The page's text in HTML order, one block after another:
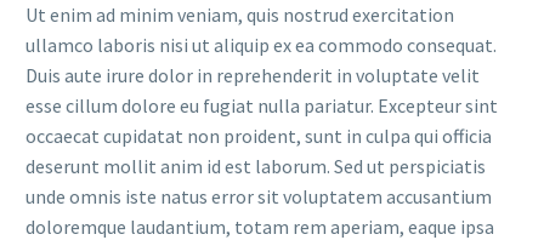
Ut enim ad minim veniam, quis nostrud exercitation
ullamco laboris nisi ut aliquip ex ea commodo consequat.
Duis aute irure dolor in reprehenderit in voluptate velit
esse cillum dolore eu fugiat nulla pariatur. Excepteur sint
occaecat cupidatat non proident, sunt in culpa qui officia
deserunt mollit anim id est laborum. Sed ut perspiciatis
unde omnis iste natus error sit voluptatem accusantium
doloremque laudantium, totam rem aperiam, eaque ipsa